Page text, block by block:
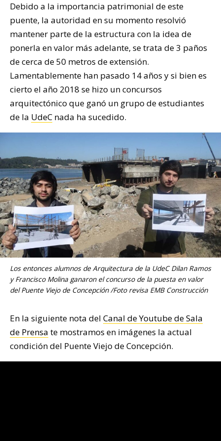
Debido a la importancia patrimonial de este
puente, la autoridad en su momento resolvió
mantener parte de la estructura con la idea de
ponerla en valor más adelante, se trata de 3 paños
de cerca de 50 metros de extensión.
Lamentablemente han pasado 14 años y si bien es
cierto el año 2018 se hizo un concursos
arquitectónico que ganó un grupo de estudiantes
de la UdeC nada ha sucedido.
Los entonces alumnos de Arquitectura de la UdeC Dilan Ramos
y Francisco Molina ganaron el concurso de la puesta en valor
del Puente Viejo de Concepción /Foto revisa EMB Construcción
En la siguiente nota del Canal de Youtube de Sala
de Prensa te mostramos en imágenes la actual
condición del Puente Viejo de Concepción.